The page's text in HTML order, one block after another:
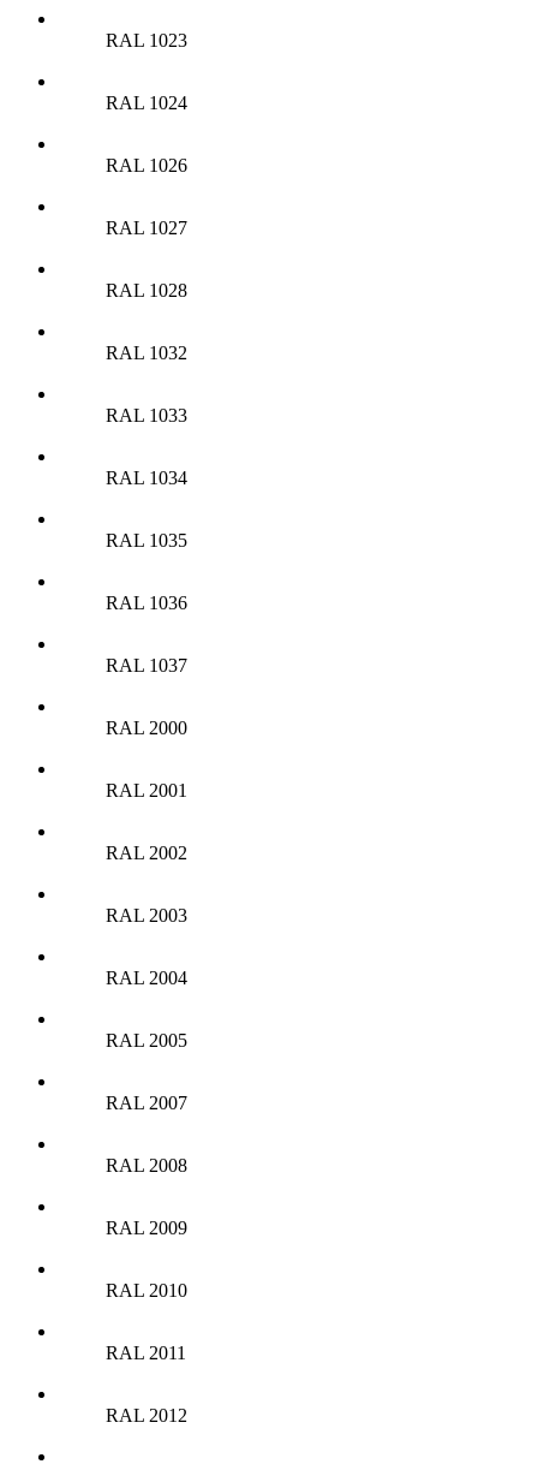
RAL 1023
RAL 1024
RAL 1026
RAL 1027
RAL 1028
RAL 1032
RAL 1033
RAL 1034
RAL 1035
RAL 1036
RAL 1037
RAL 2000
RAL 2001
RAL 2002
RAL 2003
RAL 2004
RAL 2005
RAL 2007
RAL 2008
RAL 2009
RAL 2010
RAL 2011
RAL 2012